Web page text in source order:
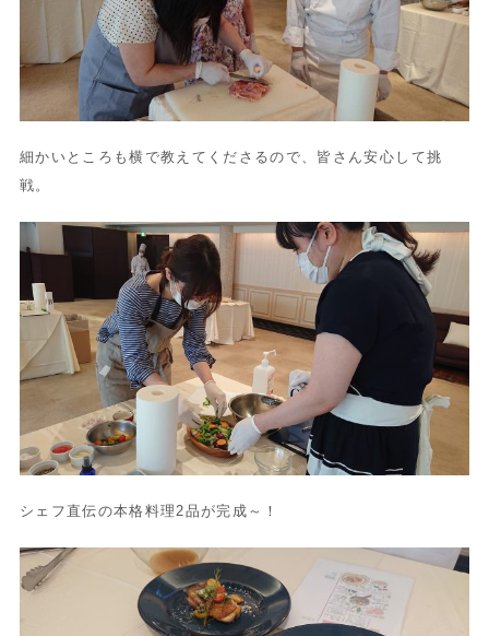
細かいところも横で教えてくださるので、皆さん安心して挑
戦。
シェフ直伝の本格料理2品が完成～！